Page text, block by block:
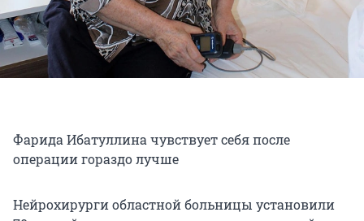
Фарида Ибатуллина чувствует себя после
операции гораздо лучше
Нейрохирурги областной больницы установили